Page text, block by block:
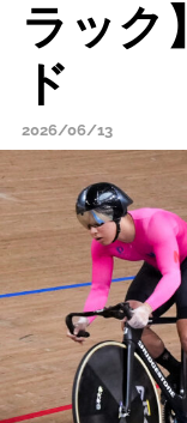
ラック
ド
2026/06/13